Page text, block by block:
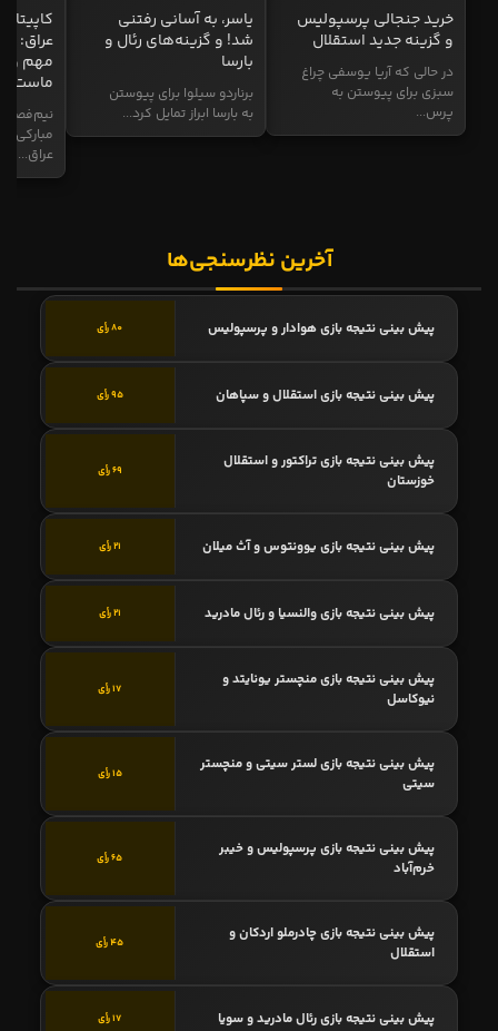
خرید جنجالی پرسپولیس
و گزینه جدید استقلال
در حالی که آریا یوسفی چراغ
سبزی برای پیوستن به
پرس...
یاسر، به آسانی رفتنی
شد! و گزینه‌های رئال و
بارسا
برناردو سیلوا برای پیوستن
به بارسا ابراز تمایل کرد...
عراق:
مهم و
ماست
نیم‌فصل
مبارکی
عراق...
آخرین نظرسنجی‌ها
پیش بینی نتیجه بازی هوادار و پرسپولیس 80 رأی
پیش بینی نتیجه بازی استقلال و سپاهان 95 رأی
پیش بینی نتیجه بازی تراکتور و استقلال
خوزستان
69 رأی
پیش بینی نتیجه بازی یوونتوس و آث میلان 21 رأی
پیش بینی نتیجه بازی والنسیا و رئال مادرید 21 رأی
پیش بینی نتیجه بازی منچستر یونایتد و
نیوکاسل
17 رأی
پیش بینی نتیجه بازی لستر سیتی و منچستر
سیتی
15 رأی
پیش بینی نتیجه بازی پرسپولیس و خیبر
خرم‌آباد
65 رأی
پیش بینی نتیجه بازی چادرملو اردکان و
استقلال
45 رأی
پیش بینی نتیجه بازی رئال مادرید و سویا 17 رأی